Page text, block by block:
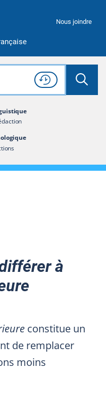
Nous joindre
dans tout le site
Lancer
Consulter l'
Historique
de recherche
à
constitue un
de remplacer
moins